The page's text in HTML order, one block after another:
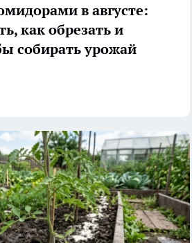
в августе:
как обрезать и
собирать урожай